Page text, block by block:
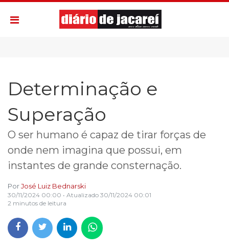
Determinação e
Superação
O ser humano é capaz de tirar forças de
onde nem imagina que possui, em
instantes de grande consternação.
PorJosé Luiz Bednarski
30/11/2024 00:00 • Atualizado 30/11/2024 00:01
2 minutos de leitura